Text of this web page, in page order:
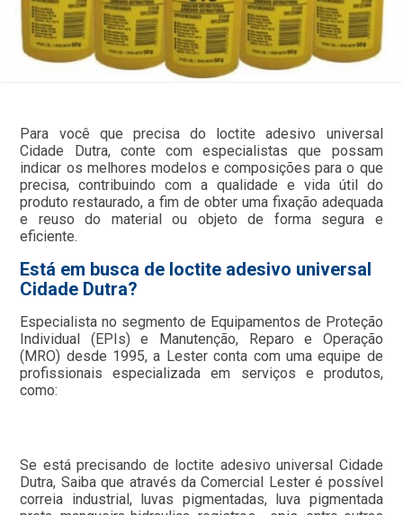
Para você que precisa do loctite adesivo universal
Cidade Dutra, conte com especialistas que possam
indicar os melhores modelos e composições para o que
precisa, contribuindo com a qualidade e vida útil do
produto restaurado, a fim de obter uma fixação adequada
e reuso do material ou objeto de forma segura e
eficiente.
Está em busca de loctite adesivo universal
Cidade Dutra?
Especialista no segmento de Equipamentos de Proteção
Individual (EPIs) e Manutenção, Reparo e Operação
(MRO) desde 1995, a Lester conta com uma equipe de
profissionais especializada em serviços e produtos,
como:
Se está precisando de loctite adesivo universal Cidade
Dutra, Saiba que através da Comercial Lester é possível
correia industrial, luvas pigmentadas, luva pigmentada